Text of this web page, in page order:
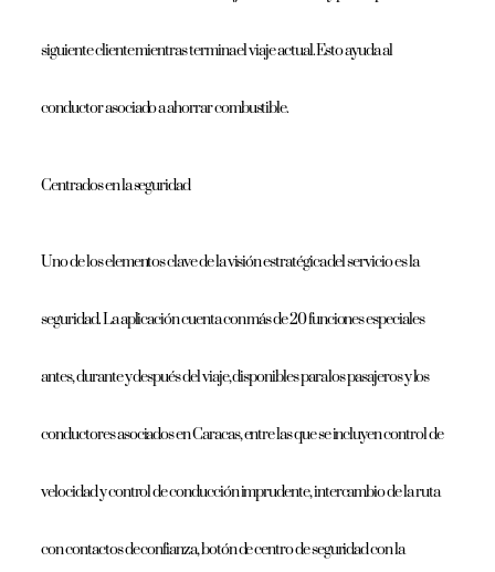
siguiente cliente mientras termina el viaje actual. Esto ayuda al
conductor asociado a ahorrar combustible.
Centrados en la seguridad
Uno de los elementos clave de la visión estratégica del servicio es la
seguridad. La aplicación cuenta con más de 20 funciones especiales
antes, durante y después del viaje, disponibles para los pasajeros y los
conductores asociados en Caracas, entre las que se incluyen control de
velocidad y control de conducción imprudente, intercambio de la ruta
con contactos de confianza, botón de centro de seguridad con la